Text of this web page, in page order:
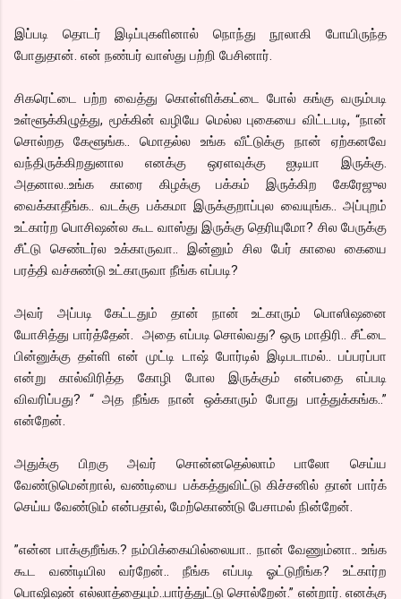
இப்படி தொடர் இடிப்புகளினால் நொந்து நூலாகி போயிருந்த
போதுதான். என் நண்பர் வாஸ்து பற்றி பேசினார்.
சிகரெட்டை பற்ற வைத்து கொள்ளிக்கட்டை போல் கங்கு வரும்படி
உள்ளூக்கிழுத்து, மூக்கின் வழியே மெல்ல புகையை விட்டபடி, “நான்
சொல்றத கேளூங்க.. மொதல்ல உங்க வீட்டுக்கு நான் ஏற்கனவே
வந்திருக்கிறதுனால எனக்கு ஒரளவுக்கு ஐடியா இருக்கு.
அதனால..உங்க காரை கிழக்கு பக்கம் இருக்கிற கேரேஜுல
வைக்காதீங்க.. வடக்கு பக்கமா இருக்குறாப்புல வையுங்க.. அப்புறம்
உட்கார்ற பொசிஷன்ல கூட வாஸ்து இருக்கு தெரியுமோ? சில பேருக்கு
சீட்டு செண்டர்ல உக்காருவா.. இன்னும் சில பேர் காலை கையை
பரத்தி வச்சுண்டு உட்காருவா நீங்க எப்படி?
அவர் அப்படி கேட்டதும் தான் நான் உட்காரும் பொஸிஷனை
யோசித்து பார்த்தேன். அதை எப்படி சொல்வது? ஒரு மாதிரி.. சீட்டை
பின்னுக்கு தள்ளி என் முட்டி டாஷ் போர்டில் இடிபடாமல்.. பப்பரப்பா
என்று கால்விரித்த கோழி போல இருக்கும் என்பதை எப்படி
விவரிப்பது? “ அத நீங்க நான் ஒக்காரும் போது பாத்துக்கங்க..”
என்றேன்.
அதுக்கு பிறகு அவர் சொன்னதெல்லாம் பாலோ செய்ய
வேண்டுமென்றால், வண்டியை பக்கத்துவிட்டு கிச்சனில் தான் பார்க்
செய்ய வேண்டும் என்பதால், மேற்கொண்டு பேசாமல் நின்றேன்.
”என்ன பாக்குறீங்க.? நம்பிக்கையில்லையா.. நான் வேணும்னா.. உங்க
கூட வண்டியில வர்றேன்.. நீங்க எப்படி ஓட்டுறீங்க? உட்கார்ற
பொஷிஷன் எல்லாத்தையும்..பார்த்துட்டு சொல்றேன்.” என்றார். எனக்கு